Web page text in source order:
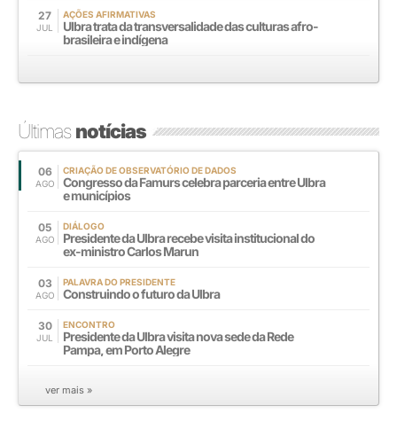
27
JUL
AÇÕES AFIRMATIVAS
Ulbra trata da transversalidade das culturas afro-
brasileira e indígena
Últimasnotícias
06
AGO
CRIAÇÃO DE OBSERVATÓRIO DE DADOS
Congresso da Famurs celebra parceria entre Ulbra
e municípios
05
AGO
DIÁLOGO
Presidente da Ulbra recebe visita institucional do
ex-ministro Carlos Marun
03
AGO
PALAVRA DO PRESIDENTE
Construindo o futuro da Ulbra
30
JUL
ENCONTRO
Presidente da Ulbra visita nova sede da Rede
Pampa, em Porto Alegre
ver mais »